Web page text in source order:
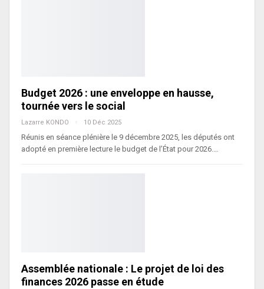
Budget 2026 : une enveloppe en hausse,
tournée vers le social
Lazarre KONDO 10 Déc 2025
Réunis en séance plénière le 9 décembre 2025, les députés ont
adopté en première lecture le budget de l’État pour 2026.…
Assemblée nationale : Le projet de loi des
finances 2026 passe en étude